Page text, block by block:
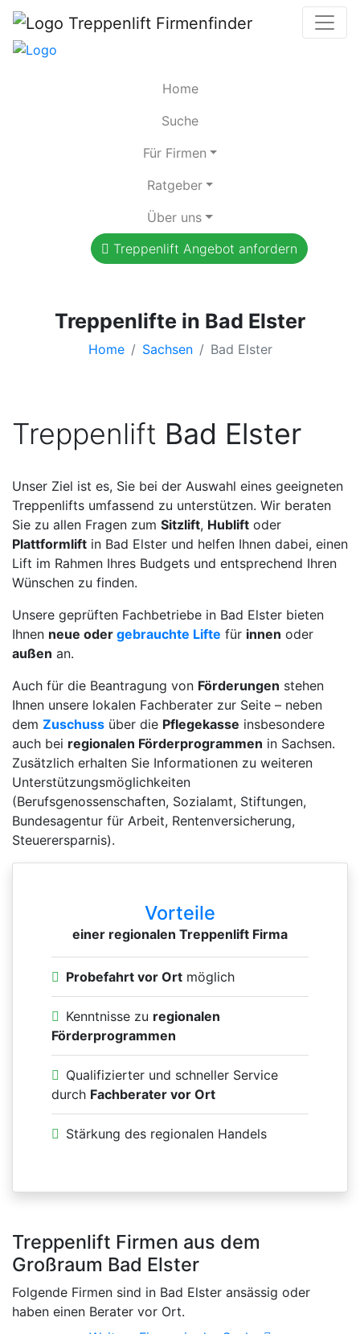
Home
Suche
Für Firmen
Ratgeber
Über uns
Treppenlift Angebot anfordern
Treppenlifte in Bad Elster
Home Sachsen Bad Elster
Treppenlift Bad Elster
Unser Ziel ist es, Sie bei der Auswahl eines geeigneten
Treppenlifts umfassend zu unterstützen. Wir beraten
Sie zu allen Fragen zum Sitzlift, Hublift oder
Plattformlift in Bad Elster und helfen Ihnen dabei, einen
Lift im Rahmen Ihres Budgets und entsprechend Ihren
Wünschen zu finden.
Unsere geprüften Fachbetriebe in Bad Elster bieten
Ihnen neue oder gebrauchte Lifte für innen oder
außen an.
Auch für die Beantragung von Förderungen stehen
Ihnen unsere lokalen Fachberater zur Seite – neben
dem Zuschuss über die Pflegekasse insbesondere
auch bei regionalen Förderprogrammen in Sachsen.
Zusätzlich erhalten Sie Informationen zu weiteren
Unterstützungsmöglichkeiten
(Berufsgenossenschaften, Sozialamt, Stiftungen,
Bundesagentur für Arbeit, Rentenversicherung,
Steuerersparnis).
Vorteile
einer regionalen Treppenlift Firma
Probefahrt vor Ort möglich
Kenntnisse zu regionalen
Förderprogrammen
Qualifizierter und schneller Service
durch Fachberater vor Ort
Stärkung des regionalen Handels
Treppenlift Firmen aus dem
Großraum Bad Elster
Folgende Firmen sind in Bad Elster ansässig oder
haben einen Berater vor Ort.